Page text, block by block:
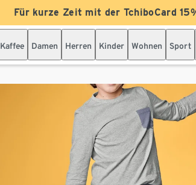
Für kurze Zeit mit der TchiboCard
Kaffee Damen Herren Kinder Wohnen Sport